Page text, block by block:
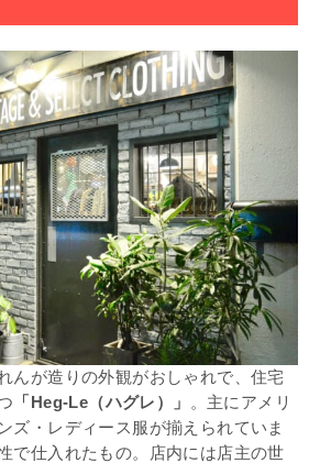
んが造りの外観がおしゃれで、住宅
「Heg-Le（ハグレ）」
。主にアメリ
ズ・レディース服が揃えられていま
で仕入れたもの。店内には店主の世